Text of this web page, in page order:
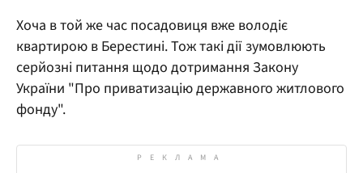
Хоча в той же час посадовиця вже володіє
квартирою в Берестині. Тож такі дії зумовлюють
серйозні питання щодо дотримання Закону
України "Про приватизацію державного житлового
фонду".